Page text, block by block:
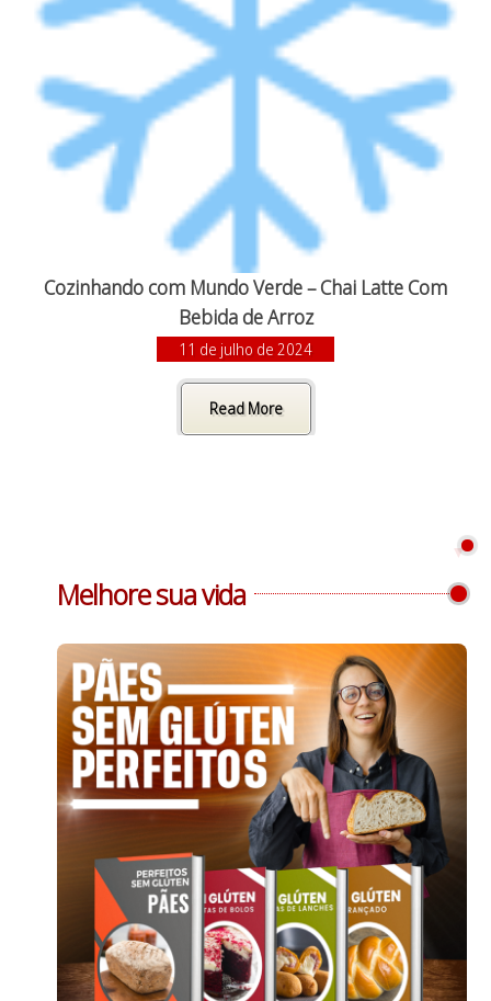
Cozinhando com Mundo Verde – Chai Latte Com
Bebida de Arroz
11 de julho de 2024
Read More
Melhore sua vida